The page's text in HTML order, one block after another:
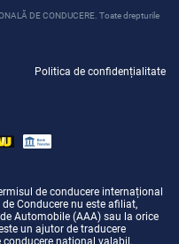
DE CONDUCERE. Toate drepturile
Politica de confidențialitate
de conducere internațional
Conducere nu este afiliat,
Automobile (AAA) sau la orice
un ajutor de traducere
național valabil.